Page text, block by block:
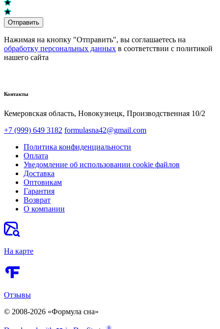
Отправить
Нажимая на кнопку "Отправить", вы соглашаетесь на
обработку персональных данных в соответствии с политикой
нашего сайта
Контакты
Кемеровская область, Новокузнецк,​ Производственная 10/2
+7 (999) 649 3182 formulasna42@gmail.com
Политика конфиденциальности
Оплата
Уведомление об использовании cookie файлов
Доставка
Оптовикам
Гарантия
Возврат
О компании
На карте
Отзывы
© 2008-2026 «Формула сна»